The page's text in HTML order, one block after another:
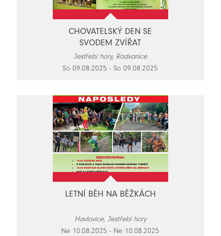
CHOVATELSKÝ DEN SE
SVODEM ZVÍŘAT
Jestřebí hory, Radvanice
So 09.08.2025 - So 09.08.2025
LETNÍ BĚH NA BĚŽKÁCH
Havlovice, Jestřebí hory
Ne 10.08.2025 - Ne 10.08.2025